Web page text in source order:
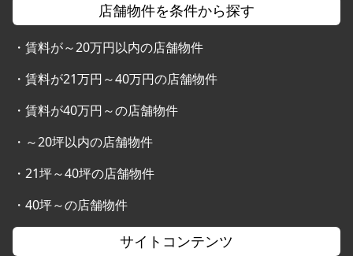
店舗物件を条件から探す
・ 賃料が～20万円以内の店舗物件
・ 賃料が21万円～40万円の店舗物件
・ 賃料が40万円～の店舗物件
・ ～20坪以内の店舗物件
・ 21坪～40坪の店舗物件
・ 40坪～の店舗物件
サイトコンテンツ